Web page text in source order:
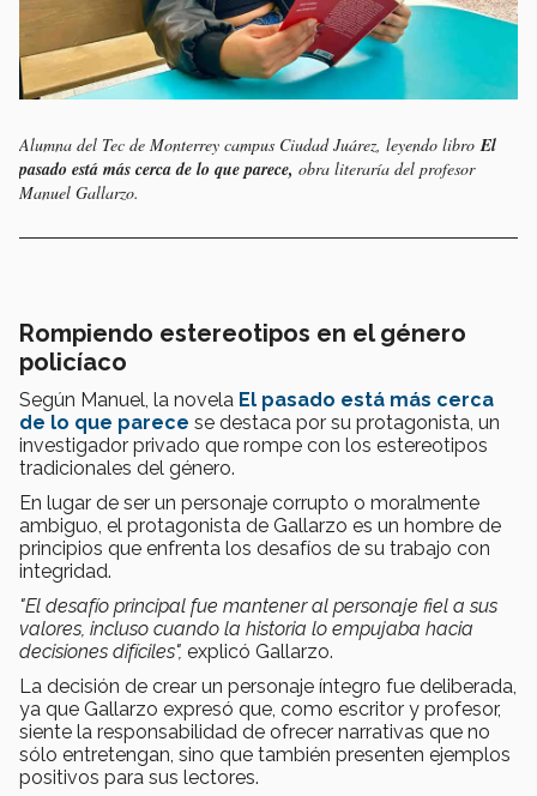
Alumna del Tec de Monterrey campus Ciudad Juárez, leyendo libroEl
pasado está más cerca de lo que parece, obra literaría del profesor
Manuel Gallarzo.
Rompiendo estereotipos en el género
policíaco
Según Manuel, la novela El pasado está más cerca
de lo que parece se destaca por su protagonista, un
investigador privado que rompe con los estereotipos
tradicionales del género.
En lugar de ser un personaje corrupto o moralmente
ambiguo, el protagonista de Gallarzo es un hombre de
principios que enfrenta los desafíos de su trabajo con
integridad.
"El desafío principal fue mantener al personaje fiel a sus
valores, incluso cuando la historia lo empujaba hacia
decisiones difíciles", explicó Gallarzo.
La decisión de crear un personaje íntegro fue deliberada,
ya que Gallarzo expresó que, como escritor y profesor,
siente la responsabilidad de ofrecer narrativas que no
sólo entretengan, sino que también presenten ejemplos
positivos para sus lectores.